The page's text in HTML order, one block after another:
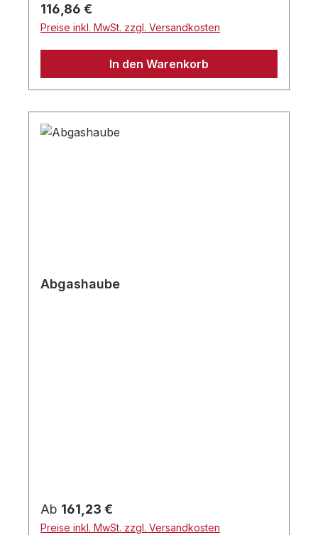
Regulärer Preis:
116,86 €
Preise inkl. MwSt. zzgl. Versandkosten
In den Warenkorb
Abgashaube
Regulärer Preis:
Ab 161,23 €
Preise inkl. MwSt. zzgl. Versandkosten